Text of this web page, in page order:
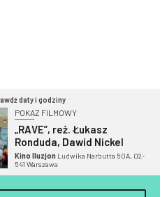
daty i godziny
POKAZ FILMOWY
„RAVE”, reż. Łukasz
Ronduda, Dawid Nickel
Kino Iluzjon Ludwika Narbutta 50A, 02-
541 Warszawa